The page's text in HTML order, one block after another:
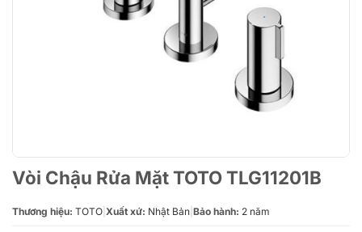
Vòi Chậu Rửa Mặt TOTO TLG11201B
Thương hiệu: TOTO Xuất xứ: Nhật Bản Bảo hành: 2 năm